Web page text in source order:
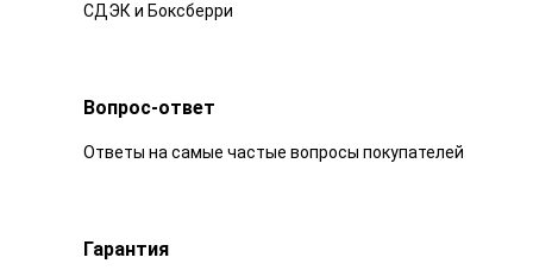
СДЭК и Боксберри
Вопрос-ответ
Ответы на самые частые вопросы покупателей
Гарантия